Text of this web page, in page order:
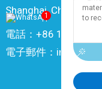
Shanghai, China
電話：+86
電子郵件：
1